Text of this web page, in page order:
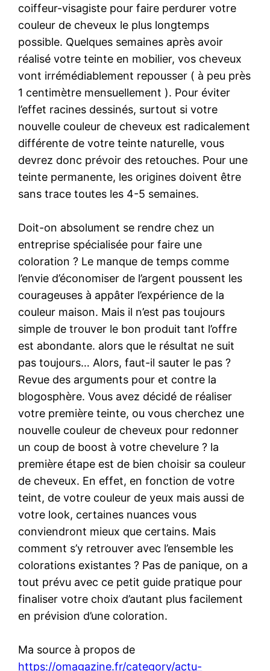
coiffeur-visagiste pour faire perdurer votre
couleur de cheveux le plus longtemps
possible. Quelques semaines après avoir
réalisé votre teinte en mobilier, vos cheveux
vont irrémédiablement repousser ( à peu près
1 centimètre mensuellement ). Pour éviter
l’effet racines dessinés, surtout si votre
nouvelle couleur de cheveux est radicalement
différente de votre teinte naturelle, vous
devrez donc prévoir des retouches. Pour une
teinte permanente, les origines doivent être
sans trace toutes les 4-5 semaines.
Doit-on absolument se rendre chez un
entreprise spécialisée pour faire une
coloration ? Le manque de temps comme
l’envie d’économiser de l’argent poussent les
courageuses à appâter l’expérience de la
couleur maison. Mais il n’est pas toujours
simple de trouver le bon produit tant l’offre
est abondante. alors que le résultat ne suit
pas toujours… Alors, faut-il sauter le pas ?
Revue des arguments pour et contre la
blogosphère. Vous avez décidé de réaliser
votre première teinte, ou vous cherchez une
nouvelle couleur de cheveux pour redonner
un coup de boost à votre chevelure ? la
première étape est de bien choisir sa couleur
de cheveux. En effet, en fonction de votre
teint, de votre couleur de yeux mais aussi de
votre look, certaines nuances vous
conviendront mieux que certains. Mais
comment s’y retrouver avec l’ensemble les
colorations existantes ? Pas de panique, on a
tout prévu avec ce petit guide pratique pour
finaliser votre choix d’autant plus facilement
en prévision d’une coloration.
Ma source à propos de
https://omagazine.fr/category/actu-